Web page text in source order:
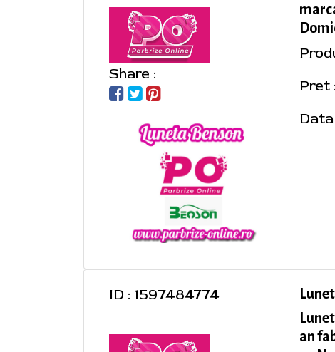
Share :
Pret
Data
ID : 1597484774
an